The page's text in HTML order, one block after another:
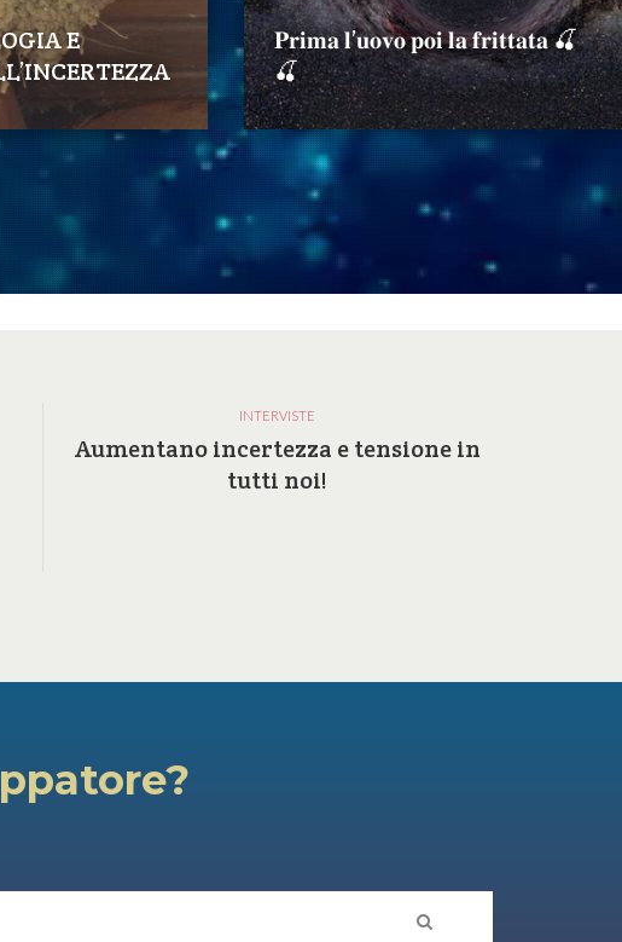
E
𝐏𝐫𝐢𝐦𝐚 𝐥’𝐮𝐨𝐯𝐨 𝐩𝐨𝐢 𝐥𝐚 𝐟𝐫𝐢𝐭𝐭𝐚𝐭𝐚 🍒
🍒
INTERVISTE
Aumentano incertezza e tensione in
tutti noi!